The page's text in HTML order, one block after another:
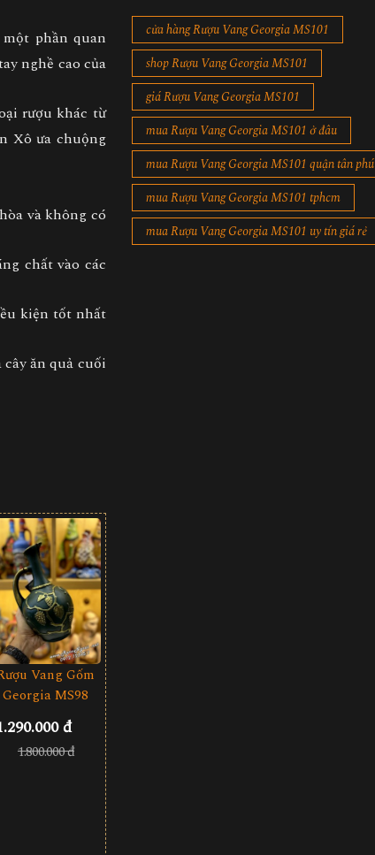
phần quan
nghề cao của
rượu khác từ
Xô ưa chuộng
và không có
chất vào các
kiện tốt nhất
ăn quả cuối
Vang Gốm
Georgia MS98
đ
1.800.000 đ
cửa hàng Rượu Vang Georgia MS101
shop Rượu Vang Georgia MS101
giá Rượu Vang Georgia MS101
mua Rượu Vang Georgia MS101 ở đâu
mua Rượu Vang Georgia MS101 quận tân phú
mua Rượu Vang Georgia MS101 tphcm
mua Rượu Vang Georgia MS101 uy tín giá rẻ